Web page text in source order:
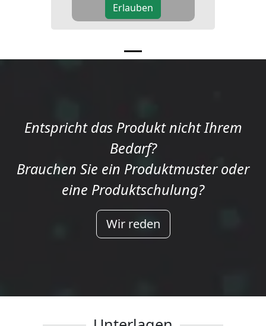
Erlauben
Entspricht das Produkt nicht Ihrem
Bedarf?
Brauchen Sie ein Produktmuster oder
eine Produktschulung?
Wir reden